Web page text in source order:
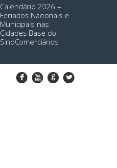
Calendário 2026 –
Feriados Nacionais e
Municipais nas
Cidades Base do
SindComerciários
F X G L